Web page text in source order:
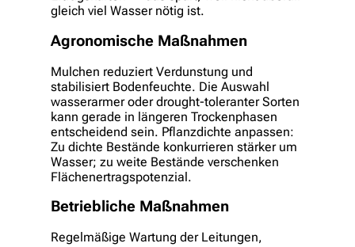
gleich viel Wasser nötig ist.
Agronomische Maßnahmen
Mulchen reduziert Verdunstung und
stabilisiert Bodenfeuchte. Die Auswahl
wasserarmer oder drought-toleranter Sorten
kann gerade in längeren Trockenphasen
entscheidend sein. Pflanzdichte anpassen:
Zu dichte Bestände konkurrieren stärker um
Wasser; zu weite Bestände verschenken
Flächenertragspotenzial.
Betriebliche Maßnahmen
Regelmäßige Wartung der Leitungen,